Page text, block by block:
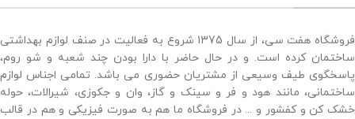
فروشگاه هفت سی، از سال 1375 شروع به فعالیت در صنف لوازم بهداشتی
ساختمان کرده است. و در حال حاضر با دارا بودن چند شعبه و شو روم،
پاسخگوی طیف وسیعی از مشتریان حضوری می باشد. تمامی اجناس لوازم
ساختمانی، مانند هود و فر و سینک و گاز، وان و جکوزی، شیرالات، حوله
خشک کن و کفشور و ... در فروشگاه ما هم به صورت فیزیکی و هم در قالب